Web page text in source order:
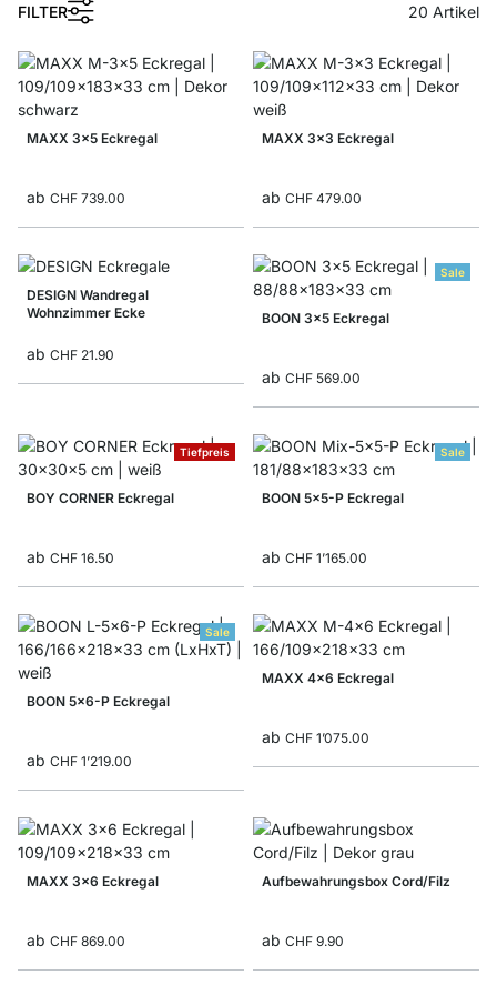
FILTER 20 Artikel
MAXX 3x5 Eckregal
ab CHF 739.00
MAXX 3x3 Eckregal
ab CHF 479.00
DESIGN Wandregal
Wohnzimmer Ecke
ab CHF 21.90
Sale
BOON 3x5 Eckregal
ab CHF 569.00
Tiefpreis
BOY CORNER Eckregal
ab CHF 16.50
Sale
BOON 5x5-P Eckregal
ab CHF 1’165.00
Sale
BOON 5x6-P Eckregal
ab CHF 1’219.00
MAXX 4x6 Eckregal
ab CHF 1’075.00
MAXX 3x6 Eckregal
ab CHF 869.00
Aufbewahrungsbox Cord/Filz
ab CHF 9.90